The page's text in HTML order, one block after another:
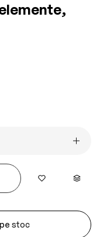
stoc